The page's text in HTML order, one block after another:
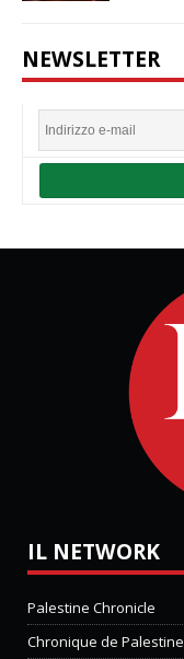
NEWSLETTER
IL NETWORK
Palestine Chronicle
Chronique de Palestine